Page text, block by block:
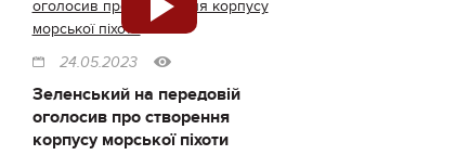
24.05.2023
Зеленський на передовій
оголосив про створення
корпусу морської піхоти